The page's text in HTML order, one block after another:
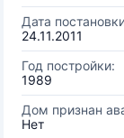
Дата
24.11.2011
Год постройки:
1989
Дом признан
Нет